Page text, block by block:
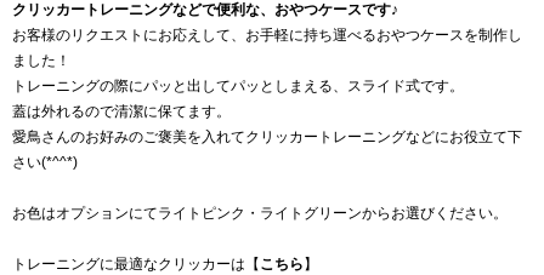
クリッカートレーニングなどで便利な、おやつケースです♪
お客様のリクエストにお応えして、お手軽に持ち運べるおやつケースを制作し
ました！
トレーニングの際にパッと出してパッとしまえる、スライド式です。
蓋は外れるので清潔に保てます。
愛鳥さんのお好みのご褒美を入れてクリッカートレーニングなどにお役立て下
さい(*^^*)
お色はオプションにてライトピンク・ライトグリーンからお選びください。
トレーニングに最適なクリッカーは【 こちら 】